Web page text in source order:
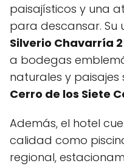
paisajísticos y una
para descansar. Su
Silverio Chavarría
a bodegas
naturales y
Cerro de los Siete
Además, el hotel
calidad como
regional,